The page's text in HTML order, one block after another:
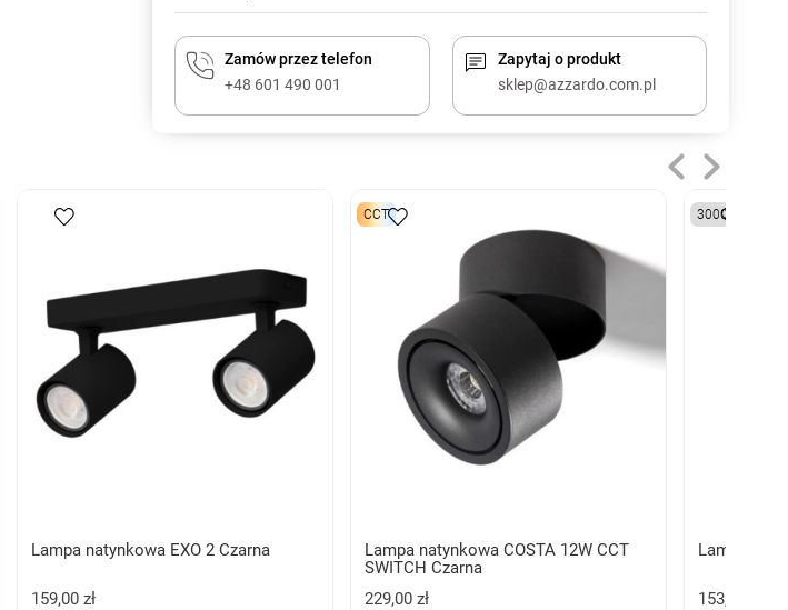
Zamów przez telefon
+48 601 490 001
Zapytaj o produkt
sklep@azzardo.com.pl
Lampa natynkowa EXO 2 Czarna
159,00 zł
CCT
Lampa natynkowa COSTA 12W CCT
SWITCH Czarna
229,00 zł
3000K
Lampa
153,00 zł